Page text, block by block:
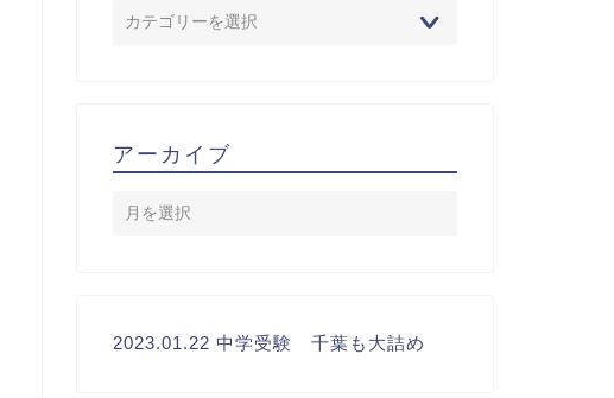
アーカイブ
2023.01.22 中学受験 千葉も大詰め